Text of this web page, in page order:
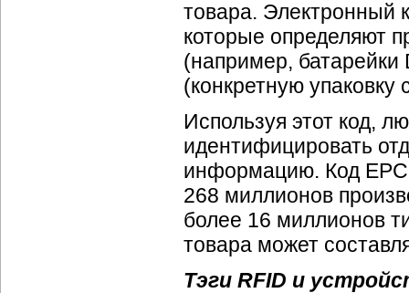
товара. Электронный
которые определяют
(например, батарейки
(конкретную упаковку
Используя этот код,
идентифицировать
информацию. Код EPC
268 миллионов
более 16 миллионов
товара может
Тэги RFID и